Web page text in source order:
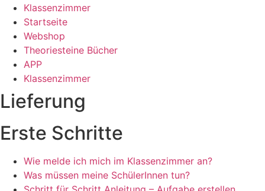
Klassenzimmer
Startseite
Webshop
Theoriesteine Bücher
APP
Klassenzimmer
Lieferung
Erste Schritte
Wie melde ich mich im Klassenzimmer an?
Was müssen meine SchülerInnen tun?